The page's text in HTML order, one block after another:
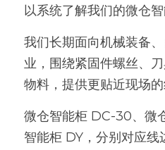
以系统了解我们的微仓智
我们长期面向机械装备
业，围绕紧固件螺丝、
物料，提供更贴近现场的
微仓智能柜 DC-30、微
智能柜 DY，分别对应线